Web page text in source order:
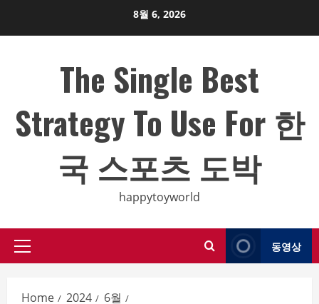
8월 6, 2026
The Single Best
Strategy To Use For 한
국 스포츠 도박
happytoyworld
Primary
동영상
Home 2024
6월